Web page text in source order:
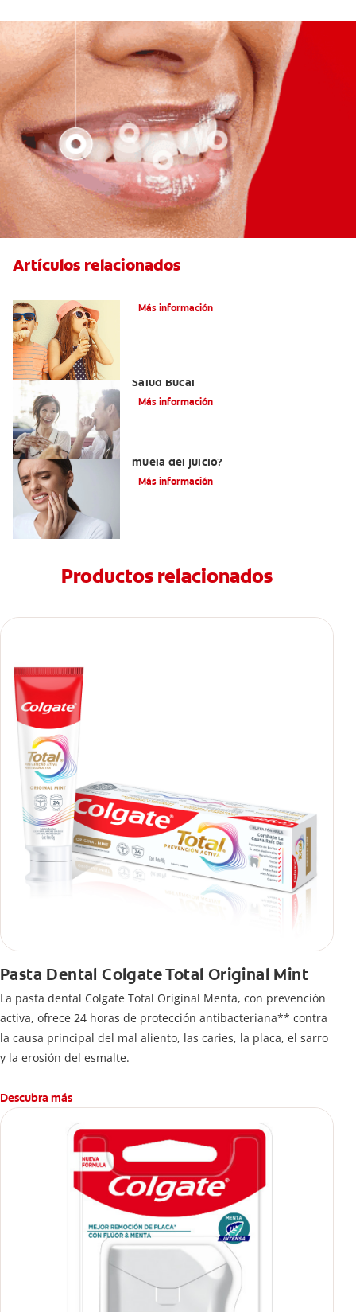
Artículos relacionados
Más información
Salud Bucal
Más información
muela del juicio?
Más información
Productos relacionados
Pasta Dental Colgate Total Original Mint
La pasta dental Colgate Total Original Menta, con prevención
activa, ofrece 24 horas de protección antibacteriana** contra
la causa principal del mal aliento, las caries, la placa, el sarro
y la erosión del esmalte.
Descubra más